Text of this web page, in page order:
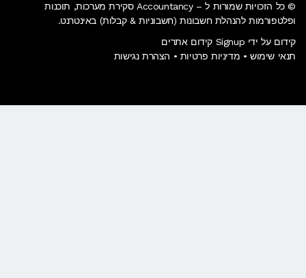
© כל הזכויות שמורות ל – Accountancy סקירת מערכות, תוכנות
ופלטפורמות להנהלת חשבונות (חשבוניות & קבלות) באינטרנט.
קידום על ידי Signup קידום אתרים
תנאי שימוש • מדיניות פרטיות • הצהרת נגישות